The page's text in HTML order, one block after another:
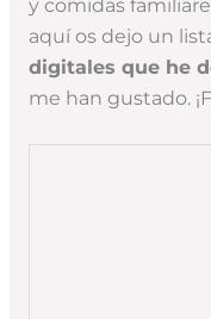
y comidas
aquí os dejo un
digitales que he
me han gustado.